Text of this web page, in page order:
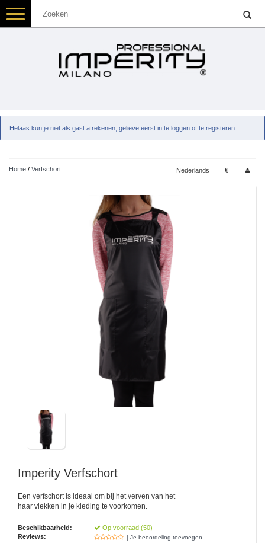
Toggle
navigation
Helaas kun je niet als gast afrekenen, gelieve eerst in te loggen of te registeren.
Home / Verfschort Nederlands €
Imperity Verfschort
Een verfschort is ideaal om bij het verven van het
haar vlekken in je kleding te voorkomen.
Beschikbaarheid:
Op voorraad (50)
Reviews:
| Je beoordeling toevoegen